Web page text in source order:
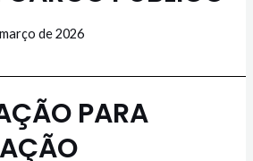
de 2026
PARA